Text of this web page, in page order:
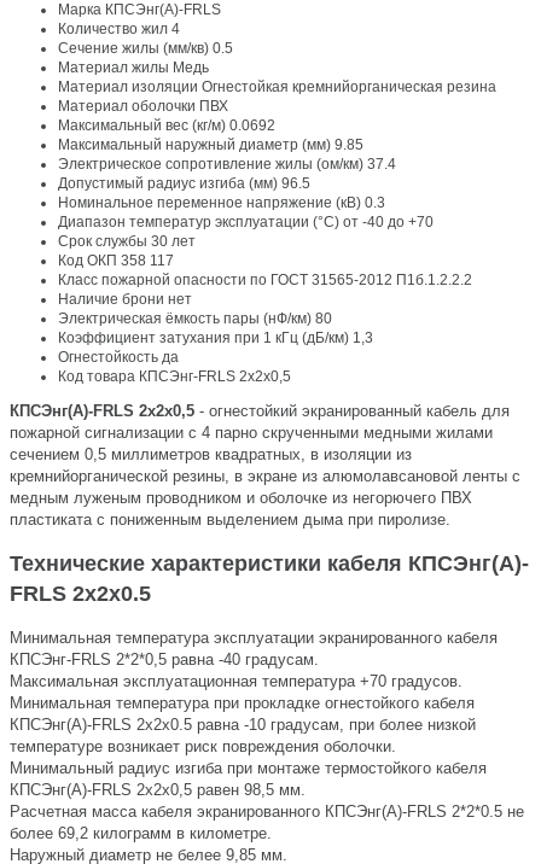
Марка КПСЭнг(А)-FRLS
Количество жил 4
Сечение жилы (мм/кв) 0.5
Материал жилы Медь
Материал изоляции Огнестойкая кремнийорганическая резина
Материал оболочки ПВХ
Максимальный вес (кг/м) 0.0692
Максимальный наружный диаметр (мм) 9.85
Электрическое сопротивление жилы (ом/км) 37.4
Допустимый радиус изгиба (мм) 96.5
Номинальное переменное напряжение (кВ) 0.3
Диапазон температур эксплуатации (°С) от -40 до +70
Срок службы 30 лет
Код ОКП 358 117
Класс пожарной опасности по ГОСТ 31565-2012 П1б.1.2.2.2
Наличие брони нет
Электрическая ёмкость пары (нФ/км) 80
Коэффициент затухания при 1 кГц (дБ/км) 1,3
Огнестойкость да
Код товара КПСЭнг-FRLS 2х2х0,5
КПСЭнг(А)-FRLS 2х2х0,5 - огнестойкий экранированный кабель для
пожарной сигнализации с 4 парно скрученными медными жилами
сечением 0,5 миллиметров квадратных, в изоляции из
кремнийорганической резины, в экране из алюмолавсановой ленты с
медным луженым проводником и оболочке из негорючего ПВХ
пластиката с пониженным выделением дыма при пиролизе.
Технические характеристики кабеля КПСЭнг(А)-
FRLS 2х2х0.5
Минимальная температура эксплуатации экранированного кабеля
КПСЭнг-FRLS 2*2*0,5 равна -40 градусам.
Максимальная эксплуатационная температура +70 градусов.
Минимальная температура при прокладке огнестойкого кабеля
КПСЭнг(А)-FRLS 2х2х0.5 равна -10 градусам, при более низкой
температуре возникает риск повреждения оболочки.
Минимальный радиус изгиба при монтаже термостойкого кабеля
КПСЭнг(А)-FRLS 2х2х0,5 равен 98,5 мм.
Расчетная масса кабеля экранированного КПСЭнг(А)-FRLS 2*2*0.5 не
более 69,2 килограмм в километре.
Наружный диаметр не белее 9,85 мм.